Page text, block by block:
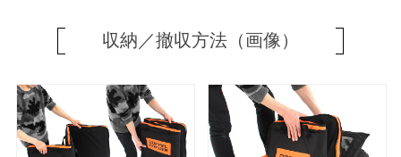
収納／撤収方法（画像）